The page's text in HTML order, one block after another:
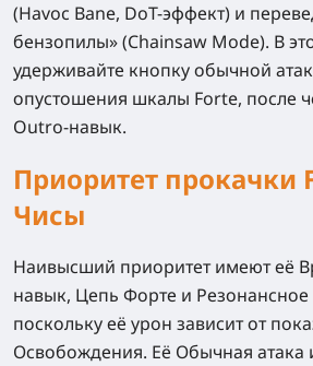
(Havoc Bane, DoT-эффект) и
бензопилы» (Chainsaw Mode). В
удерживайте кнопку обычной
опустошения шкалы Forte, после
Outro-навык.
Приоритет прокачки
Чисы
Наивысший приоритет имеют её
навык, Цепь Форте и
поскольку её урон зависит от
Освобождения. Её Обычная атака